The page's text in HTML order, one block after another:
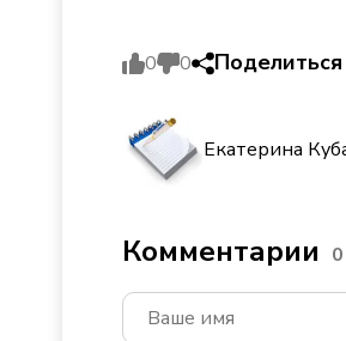
0 0 Поделиться
Екатерина
Комментарии 0